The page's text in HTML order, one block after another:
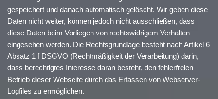
gespeichert und danach automatisch gelöscht. Wir geben diese
Daten nicht weiter, können jedoch nicht ausschließen, dass
diese Daten beim Vorliegen von rechtswidrigem Verhalten
eingesehen werden. Die Rechtsgrundlage besteht nach Artikel 6
Absatz 1 f DSGVO (Rechtmäßigkeit der Verarbeitung) darin,
dass berechtigtes Interesse daran besteht, den fehlerfreien
Betrieb dieser Webseite durch das Erfassen von Webserver-
Logfiles zu ermöglichen.